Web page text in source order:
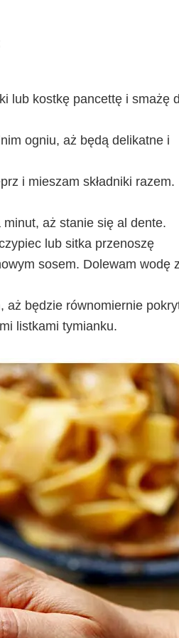
lub kostkę pancettę i smażę
ogniu, aż będą delikatne i
i mieszam składniki razem.
aż stanie się al dente.
lub sitka przenoszę
sosem. Dolewam wodę z
aż będzie równomiernie
listkami tymianku.